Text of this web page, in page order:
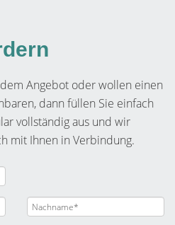
Angebot oder wollen einen
dann füllen Sie einfach
vollständig aus und wir
mit Ihnen in Verbindung.